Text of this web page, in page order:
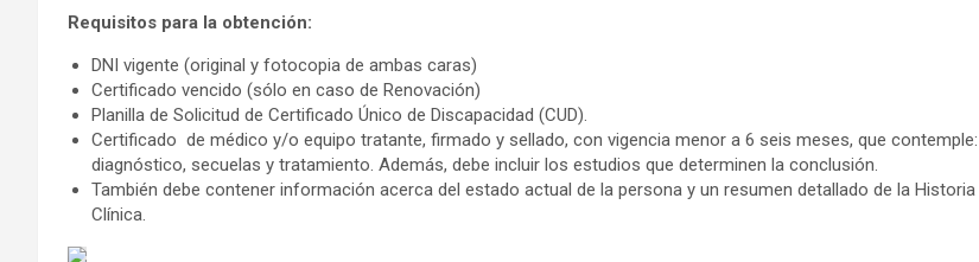
Requisitos para la obtención:
DNI vigente (original y fotocopia de ambas caras)
Certificado vencido (sólo en caso de Renovación)
Planilla de Solicitud de Certificado Único de Discapacidad (CUD).
Certificado de médico y/o equipo tratante, firmado y sellado, con vigencia menor a 6 seis meses, que contemple:
diagnóstico, secuelas y tratamiento. Además, debe incluir los estudios que determinen la conclusión.
También debe contener información acerca del estado actual de la persona y un resumen detallado de la Historia
Clínica.